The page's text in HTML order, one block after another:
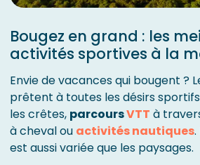
Bougez en grand : les
activités sportives à la
Envie de vacances qui bougent ?
prêtent à toutes les désirs
les crêtes, parcoursVTT à
à cheval ou activités nautiques
est aussi variée que les paysages.